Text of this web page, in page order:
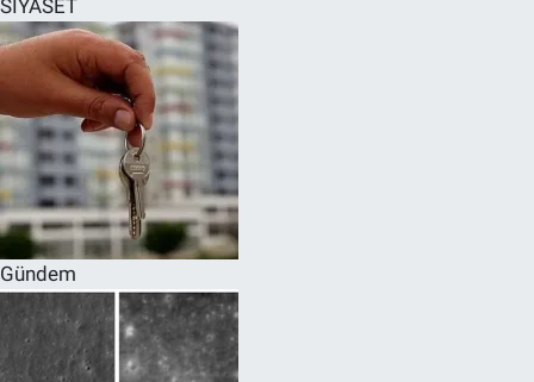
SİYASET
Gündem
SPOR
RESMİ İLANLAR